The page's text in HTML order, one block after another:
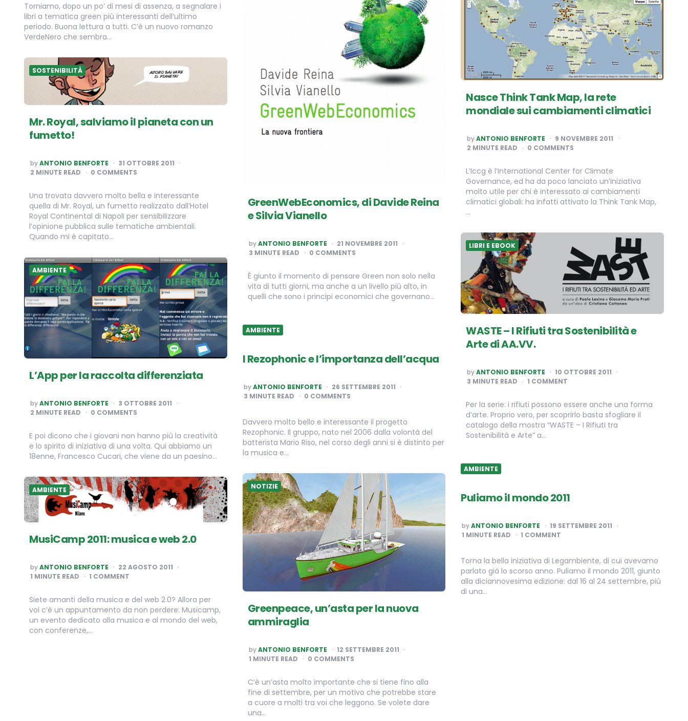
Torniamo, dopo un po’ di mesi di assenza, a segnalare i
libri a tematica green più interessanti dell’ultimo
periodo. Buona lettura a tutti. C’è un nuovo romanzo
VerdeNero che sembra…
GreenWebEconomics, di Davide Reina
e Silvia Vianello
POSTED
BY
byANTONIO BENFORTE
21 NOVEMBRE 2011
3 MINUTE READ 0 COMMENTS
È giunto il momento di pensare Green non solo nella
vita di tutti giorni, ma anche a un livello più alto, in
quelli che sono i principi economici che governano…
Nasce Think Tank Map, la rete
mondiale sui cambiamenti climatici
POSTED
BY
byANTONIO BENFORTE
9 NOVEMBRE 2011
2 MINUTE READ 0 COMMENTS
L’Iccg è l’International Center for Climate
Governance, ed ha da poco lanciato un’iniziativa
molto utile per chi è interessato ai cambiamenti
climatici globali: ha infatti attivato la Think Tank Map,
…
SOSTENIBILITÀ
Mr. Royal, salviamo il pianeta con un
fumetto!
POSTED
BY
byANTONIO BENFORTE
31 OTTOBRE 2011
2 MINUTE READ 0 COMMENTS
Una trovata davvero molto bella e interessante
quella di Mr. Royal, un fumetto realizzato dall’Hotel
Royal Continental di Napoli per sensibilizzare
l’opinione pubblica sulle tematiche ambientali.
Quando mi è capitato…
LIBRI E EBOOK
WASTE – I Rifiuti tra Sostenibilità e
Arte di AA.VV.
POSTED
BY
byANTONIO BENFORTE
10 OTTOBRE 2011
3 MINUTE READ 1 COMMENT
Per la serie: i rifiuti possono essere anche una forma
d’arte. Proprio vero, per scoprirlo basta sfogliare il
catalogo della mostra “WASTE – I Rifiuti tra
Sostenibilità e Arte” a…
AMBIENTE
L’App per la raccolta differenziata
POSTED
BY
byANTONIO BENFORTE
3 OTTOBRE 2011
2 MINUTE READ 0 COMMENTS
E poi dicono che i giovani non hanno più la creatività
e lo spirito di iniziativa di una volta. Qui abbiamo un
18enne, Francesco Cucari, che viene da un paesino…
AMBIENTE
I Rezophonic e l’importanza dell’acqua
POSTED
BY
byANTONIO BENFORTE
26 SETTEMBRE 2011
3 MINUTE READ 0 COMMENTS
Davvero molto bello e interessante il progetto
Rezophonic. Il gruppo, nato nel 2006 dalla volontà del
batterista Mario Riso, nel corso degli anni si è distinto per
la musica e…
AMBIENTE
Puliamo il mondo 2011
POSTED
BY
byANTONIO BENFORTE
19 SETTEMBRE 2011
1 MINUTE READ 1 COMMENT
Torna la bella iniziativa di Legambiente, di cui avevamo
parlato già lo scorso anno. Puliamo il mondo 2011, giunto
alla diciannovesima edizione: dal 16 al 24 settembre, più
di una…
NOTIZIE
Greenpeace, un’asta per la nuova
ammiraglia
POSTED
BY
byANTONIO BENFORTE
12 SETTEMBRE 2011
1 MINUTE READ 0 COMMENTS
C’è un’asta molto importante che si tiene fino alla
fine di settembre, per un motivo che potrebbe stare
a cuore a molti tra voi che leggono. Se volete dare
una…
AMBIENTE
MusiCamp 2011: musica e web 2.0
POSTED
BY
byANTONIO BENFORTE
22 AGOSTO 2011
1 MINUTE READ 1 COMMENT
Siete amanti della musica e del web 2.0? Allora per
voi c’è un appuntamento da non perdere: Musicamp,
un evento dedicato alla musica e al mondo del web,
con conferenze,…